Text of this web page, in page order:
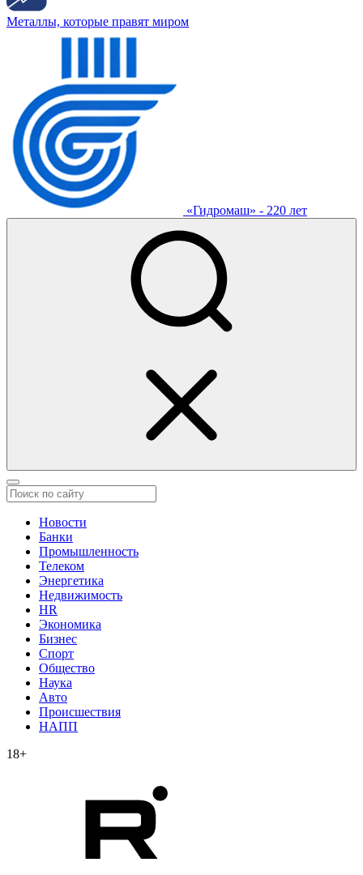
Металлы, которые правят миром
«Гидромаш» - 220 лет
Новости
Банки
Промышленность
Телеком
Энергетика
Недвижимость
HR
Экономика
Бизнес
Спорт
Общество
Наука
Авто
Происшествия
НАПП
18+